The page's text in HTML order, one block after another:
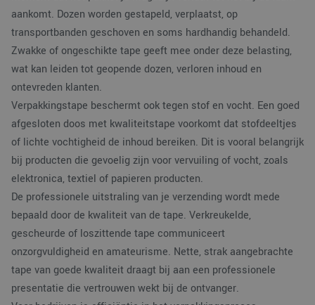
aankomt. Dozen worden gestapeld, verplaatst, op
transportbanden geschoven en soms hardhandig behandeld.
Zwakke of ongeschikte tape geeft mee onder deze belasting,
wat kan leiden tot geopende dozen, verloren inhoud en
ontevreden klanten.
Verpakkingstape beschermt ook tegen stof en vocht. Een goed
afgesloten doos met kwaliteitstape voorkomt dat stofdeeltjes
of lichte vochtigheid de inhoud bereiken. Dit is vooral belangrijk
bij producten die gevoelig zijn voor vervuiling of vocht, zoals
elektronica, textiel of papieren producten.
De professionele uitstraling van je verzending wordt mede
bepaald door de kwaliteit van de tape. Verkreukelde,
gescheurde of loszittende tape communiceert
onzorgvuldigheid en amateurisme. Nette, strak aangebrachte
tape van goede kwaliteit draagt bij aan een professionele
presentatie die vertrouwen wekt bij de ontvanger.